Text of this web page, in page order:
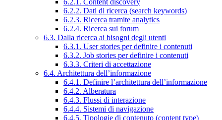
6.2.1. Content discovery
6.2.2. Dati di ricerca (search keywords)
6.2.3. Ricerca tramite analytics
6.2.4. Ricerca sui forum
6.3. Dalla ricerca ai bisogni degli utenti
6.3.1. User stories per definire i contenuti
6.3.2. Job stories per definire i contenuti
6.3.3. Criteri di accettazione
6.4. Architettura dell’informazione
6.4.1. Definire l’architettura dell’informazione
6.4.2. Alberatura
6.4.3. Flussi di interazione
6.4.4. Sistemi di navigazione
6.4.5. Tipologie di contenuto (content type)